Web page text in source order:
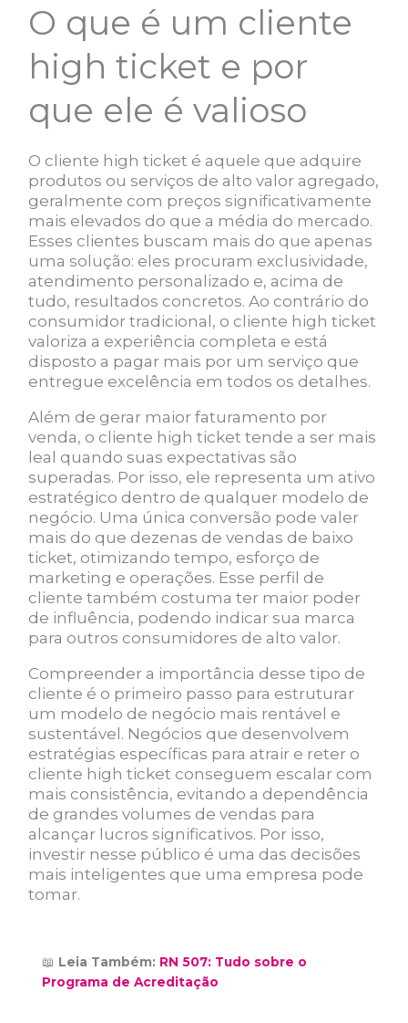
O que é um cliente
high ticket e por
que ele é valioso
O cliente high ticket é aquele que adquire
produtos ou serviços de alto valor agregado,
geralmente com preços significativamente
mais elevados do que a média do mercado.
Esses clientes buscam mais do que apenas
uma solução: eles procuram exclusividade,
atendimento personalizado e, acima de
tudo, resultados concretos. Ao contrário do
consumidor tradicional, o cliente high ticket
valoriza a experiência completa e está
disposto a pagar mais por um serviço que
entregue excelência em todos os detalhes.
Além de gerar maior faturamento por
venda, o cliente high ticket tende a ser mais
leal quando suas expectativas são
superadas. Por isso, ele representa um ativo
estratégico dentro de qualquer modelo de
negócio. Uma única conversão pode valer
mais do que dezenas de vendas de baixo
ticket, otimizando tempo, esforço de
marketing e operações. Esse perfil de
cliente também costuma ter maior poder
de influência, podendo indicar sua marca
para outros consumidores de alto valor.
Compreender a importância desse tipo de
cliente é o primeiro passo para estruturar
um modelo de negócio mais rentável e
sustentável. Negócios que desenvolvem
estratégias específicas para atrair e reter o
cliente high ticket conseguem escalar com
mais consistência, evitando a dependência
de grandes volumes de vendas para
alcançar lucros significativos. Por isso,
investir nesse público é uma das decisões
mais inteligentes que uma empresa pode
tomar.
📖 Leia Também: RN 507: Tudo sobre o
Programa de Acreditação